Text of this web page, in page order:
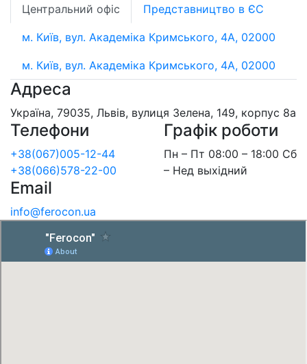
Центральний офіс Представництво в ЄС
м. Київ, вул. Академіка Кримського, 4А, 02000
м. Київ, вул. Академіка Кримського, 4А, 02000
Адреса
Україна, 79035, Львів, вулиця Зелена, 149, корпус 8а
Телефони
+38(067)005-12-44
+38(066)578-22-00
Графік роботи
Пн – Пт 08:00 – 18:00 Сб
– Нед выхідний
Email
info@ferocon.ua